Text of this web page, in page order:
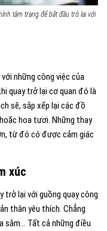
tâm trạng để bắt đầu trở lại với
những công việc của
quay trở lại cơ quan đó là
sẽ, sắp xếp lại các đồ
hoa tươi. Những thay
từ đó có được cảm giác
xúc
trở lại với guồng quay công
thân yêu thích. Chẳng
sắm… Tất cả những điều